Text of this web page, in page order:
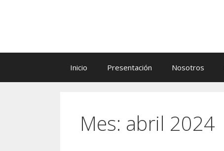
Inicio Presentación Nosotros
Mes: abril 2024